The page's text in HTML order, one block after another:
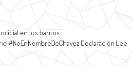
en los barrios.
#NoEnNombreDeChavez Declaración Lee